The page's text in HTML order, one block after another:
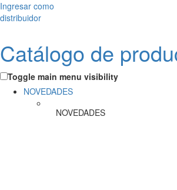
Ingresar como
distribuidor
Catálogo de
Toggle main menu visibility
NOVEDADES
NOVEDADES